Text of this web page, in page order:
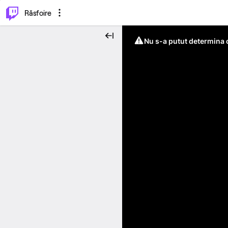
Răsfoire
Nu s-a putut